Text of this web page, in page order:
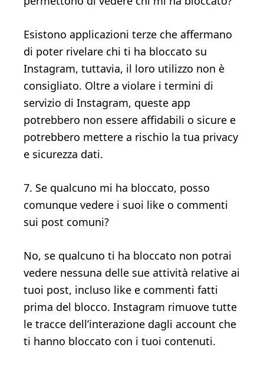
Esistono applicazioni terze che affermano
di poter rivelare chi ti ha bloccato su
Instagram, tuttavia, il loro utilizzo non è
consigliato. Oltre a violare i termini di
servizio di Instagram, queste app
potrebbero non essere affidabili o sicure e
potrebbero mettere a rischio la tua privacy
e sicurezza dati.
7. Se qualcuno mi ha bloccato, posso
comunque vedere i suoi like o commenti
sui post comuni?
No, se qualcuno ti ha bloccato non potrai
vedere nessuna delle sue attività relative ai
tuoi post, incluso like e commenti fatti
prima del blocco. Instagram rimuove tutte
le tracce dell’interazione dagli account che
ti hanno bloccato con i tuoi contenuti.